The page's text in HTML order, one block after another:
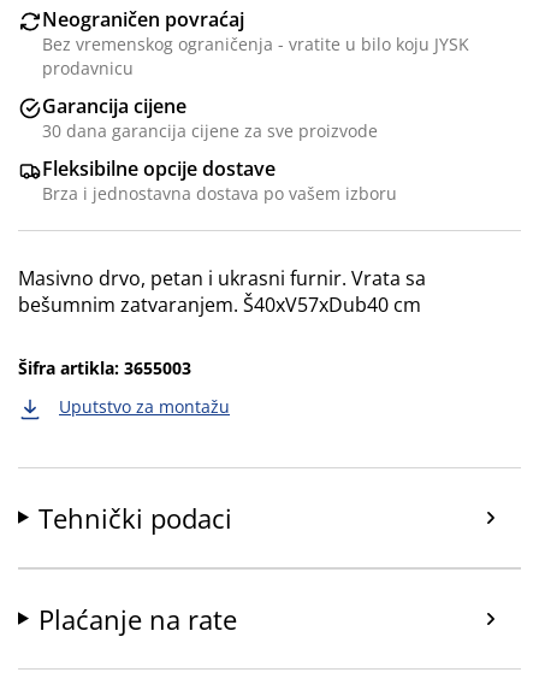
Neograničen povraćaj
Bez vremenskog ograničenja - vratite u bilo koju JYSK
prodavnicu
Garancija cijene
30 dana garancija cijene za sve proizvode
Fleksibilne opcije dostave
Brza i jednostavna dostava po vašem izboru
Masivno drvo, petan i ukrasni furnir. Vrata sa
bešumnim zatvaranjem. Š40xV57xDub40 cm
Šifra artikla: 3655003
Uputstvo za montažu
Tehnički podaci
Plaćanje na rate